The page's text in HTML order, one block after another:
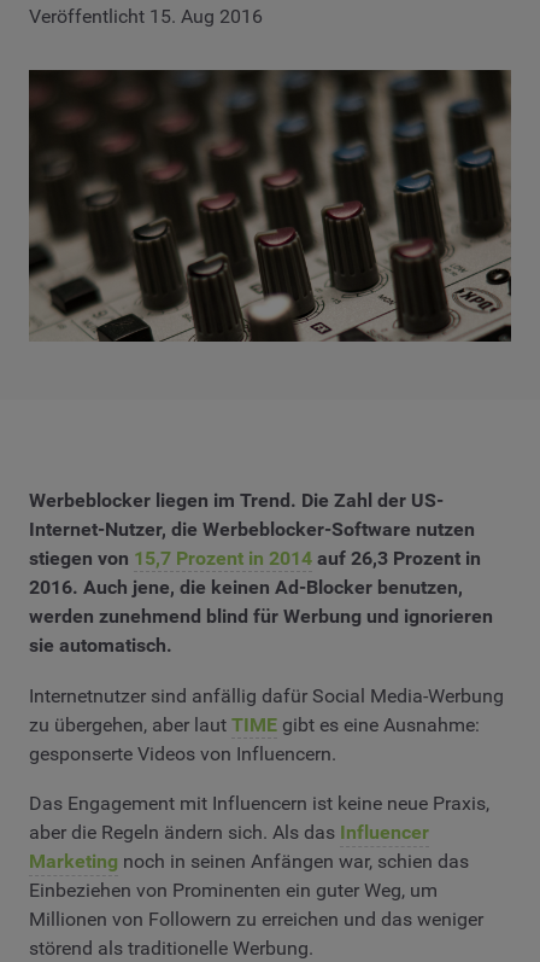
Veröffentlicht 15. Aug 2016
Werbeblocker liegen im Trend. Die Zahl der US-
Internet-Nutzer, die Werbeblocker-Software nutzen
stiegen von 15,7 Prozent in 2014 auf 26,3 Prozent in
2016. Auch jene, die keinen Ad-Blocker benutzen,
werden zunehmend blind für Werbung und ignorieren
sie automatisch.
Internetnutzer sind anfällig dafür Social Media-Werbung
zu übergehen, aber laut TIME gibt es eine Ausnahme:
gesponserte Videos von Influencern.
Das Engagement mit Influencern ist keine neue Praxis,
aber die Regeln ändern sich. Als das Influencer
Marketing noch in seinen Anfängen war, schien das
Einbeziehen von Prominenten ein guter Weg, um
Millionen von Followern zu erreichen und das weniger
störend als traditionelle Werbung.